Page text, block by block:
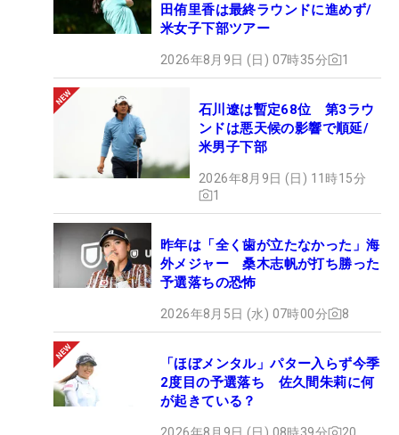
田侑里香は最終ラウンドに進めず/
米女子下部ツアー
2026年8月9日 (日) 07時35分 1
石川遼は暫定68位 第3ラウ
ンドは悪天候の影響で順延/
米男子下部
2026年8月9日 (日) 11時15分
1
昨年は「全く歯が立たなかった」海
外メジャー 桑木志帆が打ち勝った
予選落ちの恐怖
2026年8月5日 (水) 07時00分 8
「ほぼメンタル」パター入らず今季
2度目の予選落ち 佐久間朱莉に何
が起きている？
2026年8月9日 (日) 08時39分 20